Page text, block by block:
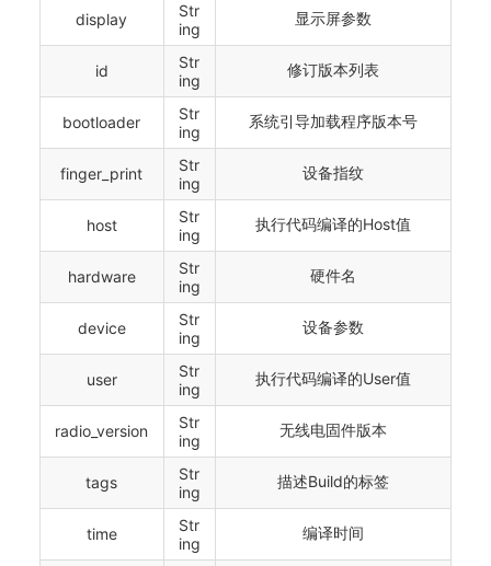
display
Str
ing
显示屏参数
id
Str
ing
修订版本列表
bootloader
Str
ing
系统引导加载程序版本号
finger_print
Str
ing
设备指纹
host
Str
ing
执行代码编译的Host值
hardware
Str
ing
硬件名
device
Str
ing
设备参数
user
Str
ing
执行代码编译的User值
radio_version
Str
ing
无线电固件版本
tags
Str
ing
描述Build的标签
time
Str
ing
编译时间